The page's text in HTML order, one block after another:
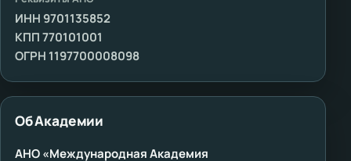
ИНН 9701135852
КПП 770101001
ОГРН 1197700008098
Об Академии
АНО «Международная Академия